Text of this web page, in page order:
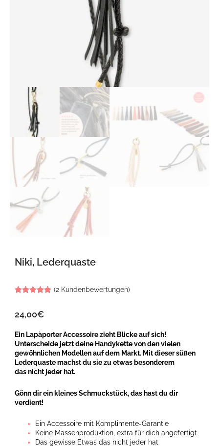
Niki, Lederquaste
basierend
auf
(2Kundenbewertungen)
24,00€
Ein Lapàporter Accessoire zieht Blicke auf sich!
Unterscheide jetzt deine Handykette von den vielen
gewöhnlichen Modellen auf dem Markt. Mit dieser süßen
Lederquaste machst du sie zu etwas besonderem
das nicht jeder hat.
Gönn dir ein kleines Schmuckstück, das hast du dir
verdient!
Ein Accessoire mit Komplimente-Garantie
Keine Massenproduktion, extra für dich angefertigt
Das gewisse Etwas das nicht jeder hat